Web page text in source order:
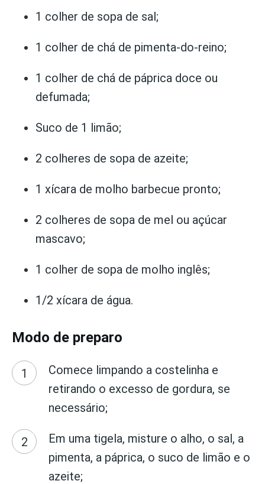
1 colher de sopa de sal;
1 colher de chá de pimenta-do-reino;
1 colher de chá de páprica doce ou
defumada;
Suco de 1 limão;
2 colheres de sopa de azeite;
1 xícara de molho barbecue pronto;
2 colheres de sopa de mel ou açúcar
mascavo;
1 colher de sopa de molho inglês;
1/2 xícara de água.
Modo de preparo
Comece limpando a costelinha e
retirando o excesso de gordura, se
necessário;
Em uma tigela, misture o alho, o sal, a
pimenta, a páprica, o suco de limão e o
azeite;